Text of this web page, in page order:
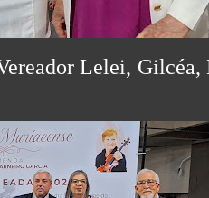
Lelei, Gilcéa,